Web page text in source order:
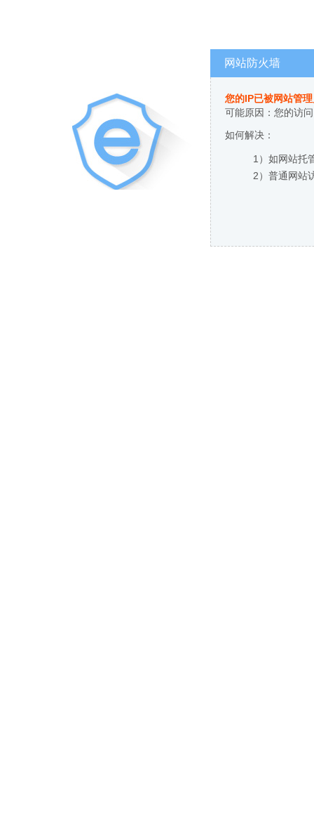
网站防火墙
您的IP已被网站管
可能原因：您的访
如何解决：
1）如网站托
2）普通网站